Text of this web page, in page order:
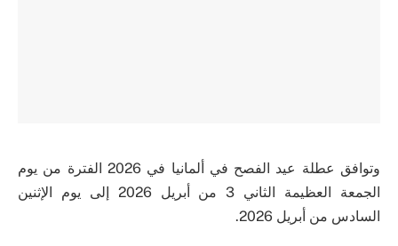
وتوافق عطلة عيد الفصح في ألمانيا في 2026 الفترة من يوم
الجمعة العظيمة الثاني 3 من أبريل 2026 إلى يوم الإثنين
السادس من أبريل 2026.